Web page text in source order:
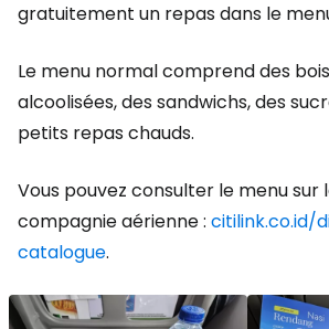
gratuitement un repas dans le
Le menu normal comprend des
alcoolisées, des sandwichs, des
petits repas chauds.
Vous pouvez consulter le menu sur
compagnie aérienne : citilink.co.id/
catalogue.